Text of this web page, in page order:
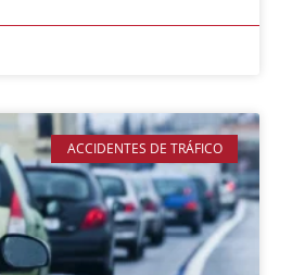
ACCIDENTES DE TRÁFICO